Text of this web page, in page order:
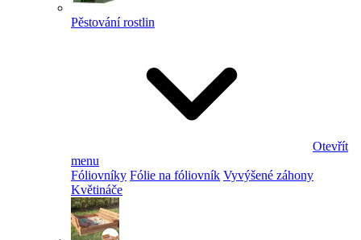
Pěstování rostlin
Otevřít
menu
Fóliovníky Fólie na fóliovník Vyvýšené záhony
Květináče